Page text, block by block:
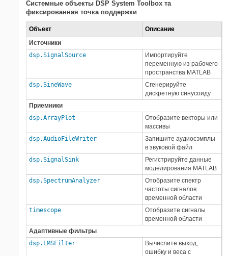
Системные объекты DSP System Toolbox та
фиксированная точка поддержки
Объект
Описание
Источники
dsp.SignalSource
Импортируйте
переменную из рабочего
пространства MATLAB
dsp.SineWave
Сгенерируйте
дискретную синусоиду
Приемники
dsp.ArrayPlot
Отобразите векторы или
массивы
dsp.AudioFileWriter
Запишите аудиосэмплы
в звуковой файл
dsp.SignalSink
Регистрируйте данные
моделирования MATLAB
dsp.SpectrumAnalyzer
Отобразите спектр
частоты сигналов
временной области
timescope
Отобразите сигналы
временной области
Адаптивные фильтры
dsp.LMSFilter
Вычислите выход,
ошибку и веса с